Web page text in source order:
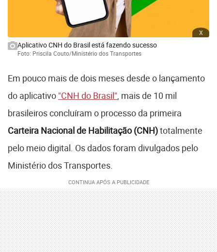
x
Aplicativo CNH do Brasil está fazendo sucesso
Foto: Priscila Couto/Ministério dos Transportes
Em pouco mais de dois meses desde o lançamento
do aplicativo "CNH do Brasil" , mais de 10 mil
brasileiros concluíram o processo da primeira
Carteira Nacional de Habilitação (CNH)totalmente
pelo meio digital. Os dados foram divulgados pelo
Ministério dos Transportes.